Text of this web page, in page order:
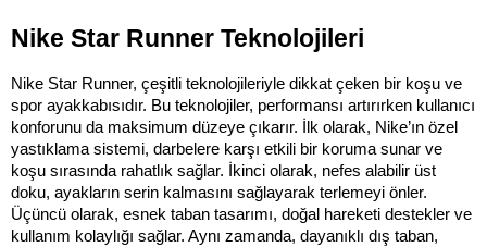
Nike Star Runner Teknolojileri
Nike Star Runner, çeşitli teknolojileriyle dikkat çeken bir koşu ve
spor ayakkabısıdır. Bu teknolojiler, performansı artırırken kullanıcı
konforunu da maksimum düzeye çıkarır. İlk olarak, Nike’ın özel
yastıklama sistemi, darbelere karşı etkili bir koruma sunar ve
koşu sırasında rahatlık sağlar. İkinci olarak, nefes alabilir üst
doku, ayakların serin kalmasını sağlayarak terlemeyi önler.
Üçüncü olarak, esnek taban tasarımı, doğal hareketi destekler ve
kullanım kolaylığı sağlar. Aynı zamanda, dayanıklı dış taban,